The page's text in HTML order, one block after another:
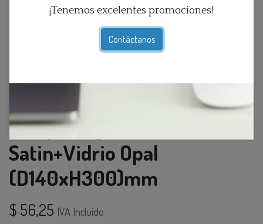
¡Tenemos excelentes promociones!
Contáctanos
Lamp. Colg. 3L E27 Concavo
Satin+Vidrio Opal
(D140xH300)mm
$ 56,25 IVA Incluido